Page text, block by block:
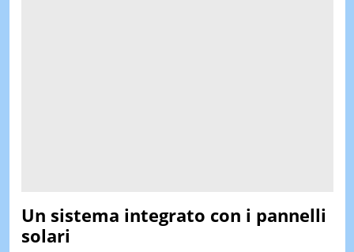
Un sistema integrato con i pannelli
solari